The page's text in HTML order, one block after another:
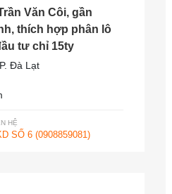
Văn Côi, gần
thích hợp phân lô
tư chỉ 15ty
Đà Lạt
HỆ
SỐ 6 (0908859081)